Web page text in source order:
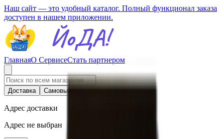
Наш сайт — это удобный каталог. Полный функционал заказа
доступен в нашем приложении.
ГлавнаяО СервисеСтать партнером
Доставка Самовывоз
Адрес доставки
Адрес не выбран